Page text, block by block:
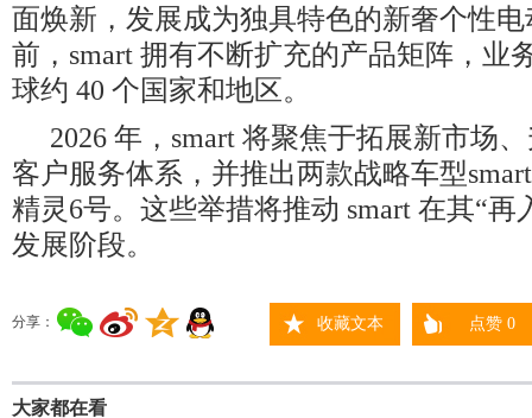
面焕新，发展成为独具特色的新奢个性
前，smart 拥有不断扩充的产品矩阵，业
球约 40 个国家和地区。
2026 年，smart 将聚焦于拓展新市场、
客户服务体系，并推出两款战略车型
精灵6号。这些举措将推动 smart 在其“再
发展阶段。
分享： 收藏文本 点赞0
大家都在看